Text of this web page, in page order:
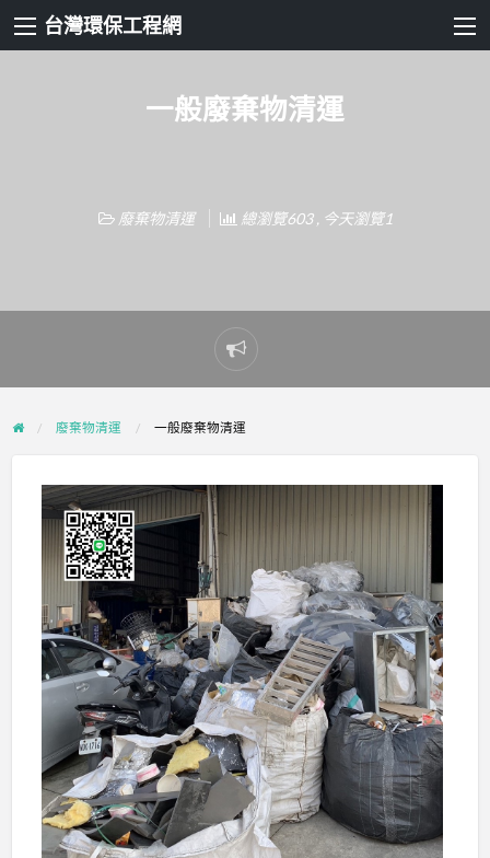
台灣環保工程網
一般廢棄物清運
廢棄物清運 總瀏覽603 , 今天瀏覽1
Report
problem
廢棄物清運 一般廢棄物清運